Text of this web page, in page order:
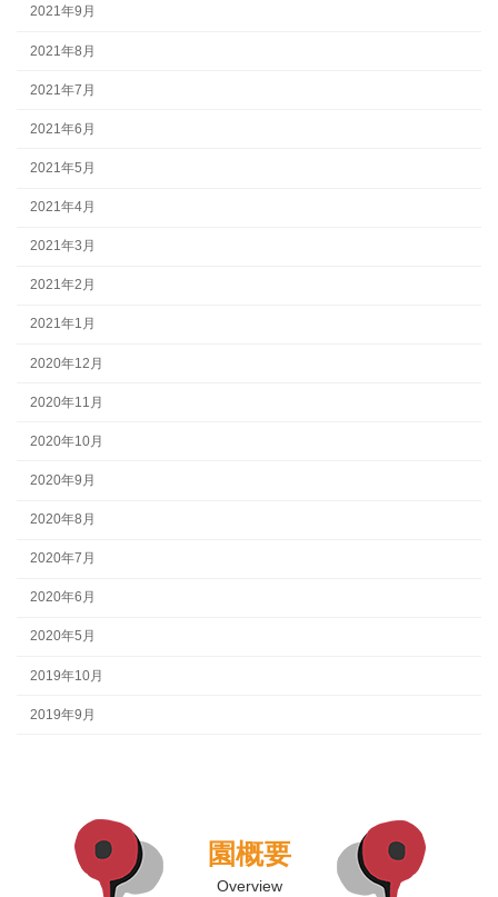
2021年9月
2021年8月
2021年7月
2021年6月
2021年5月
2021年4月
2021年3月
2021年2月
2021年1月
2020年12月
2020年11月
2020年10月
2020年9月
2020年8月
2020年7月
2020年6月
2020年5月
2019年10月
2019年9月
園概要
Overview